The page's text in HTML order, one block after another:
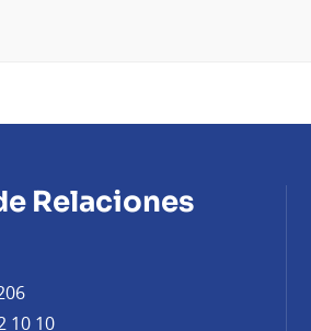
Relaciones
10 10